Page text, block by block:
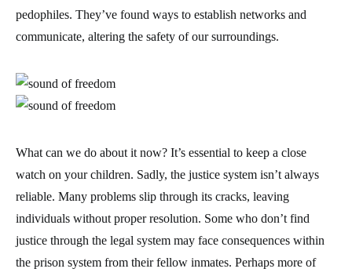
pedophiles. They’ve found ways to establish networks and
communicate, altering the safety of our surroundings.
What can we do about it now? It’s essential to keep a close
watch on your children. Sadly, the justice system isn’t always
reliable. Many problems slip through its cracks, leaving
individuals without proper resolution. Some who don’t find
justice through the legal system may face consequences within
the prison system from their fellow inmates. Perhaps more of